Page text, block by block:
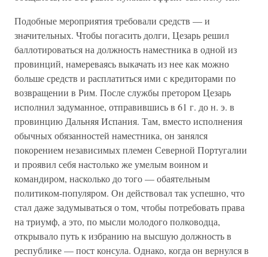
Подобные мероприятия требовали средств — и
значительных. Чтобы погасить долги, Цезарь решил
баллотироваться на должность наместника в одной из
провинций, намереваясь выкачать из нее как можно
больше средств и расплатиться ими с кредиторами по
возвращении в Рим. После службы претором Цезарь
исполнил задуманное, отправившись в 61 г. до н. э. в
провинцию Дальняя Испания. Там, вместо исполнения
обычных обязанностей наместника, он занялся
покорением независимых племен Северной Португалии
и проявил себя настолько же умелым воином и
командиром, насколько до того — обаятельным
политиком-популяром. Он действовал так успешно, что
стал даже задумываться о том, чтобы потребовать права
на триумф, а это, по мысли молодого полководца,
открывало путь к избранию на высшую должность в
республике — пост консула. Однако, когда он вернулся в